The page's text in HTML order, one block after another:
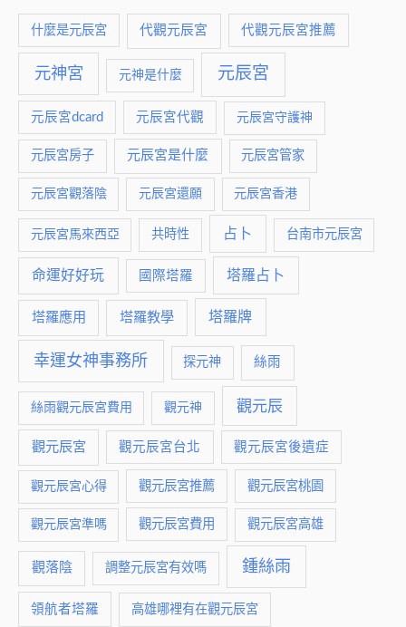
什麼是元辰宮 代觀元辰宮 代觀元辰宮推薦
元神宮 元神是什麼 元辰宮
元辰宮dcard 元辰宮代觀 元辰宮守護神
元辰宮房子 元辰宮是什麼 元辰宮管家
元辰宮觀落陰 元辰宮還願 元辰宮香港
元辰宮馬來西亞 共時性 占卜 台南市元辰宮
命運好好玩 國際塔羅 塔羅占卜
塔羅應用 塔羅教學 塔羅牌
幸運女神事務所 探元神 絲雨
絲雨觀元辰宮費用 觀元神 觀元辰
觀元辰宮 觀元辰宮台北 觀元辰宮後遺症
觀元辰宮心得 觀元辰宮推薦 觀元辰宮桃園
觀元辰宮準嗎 觀元辰宮費用 觀元辰宮高雄
觀落陰 調整元辰宮有效嗎 鍾絲雨
領航者塔羅 高雄哪裡有在觀元辰宮